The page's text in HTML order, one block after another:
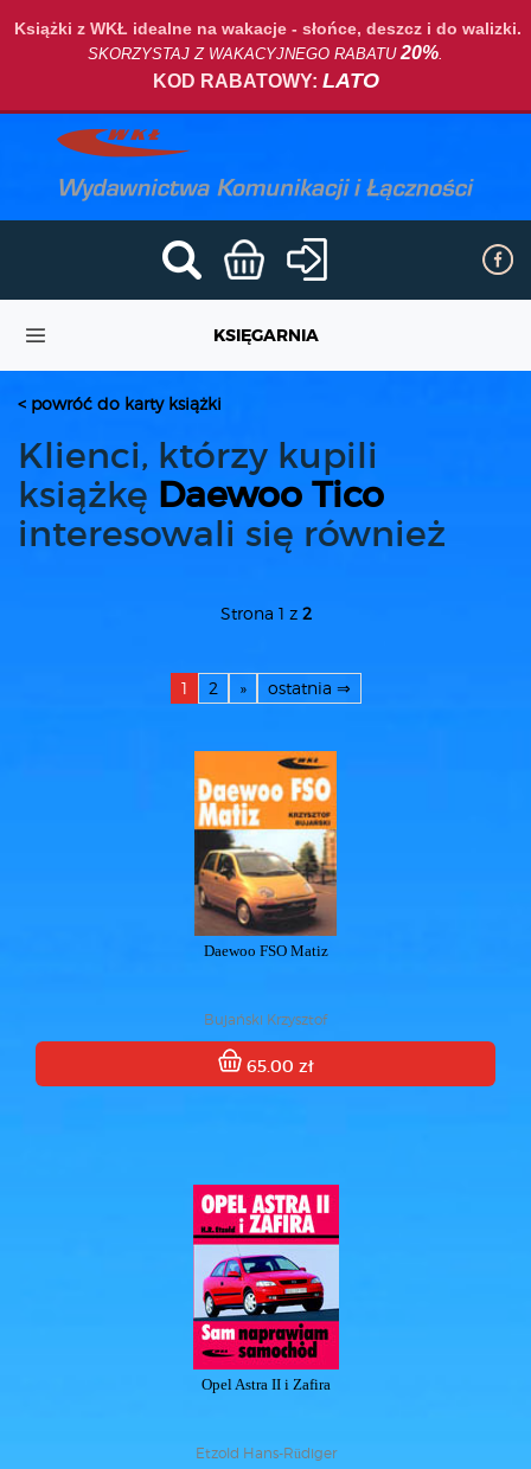
Książki z WKŁ idealne na wakacje - słońce, deszcz i do walizki.
SKORZYSTAJ Z WAKACYJNEGO RABATU20%.
KOD RABATOWY: LATO
KSIĘGARNIA
< powróć do karty książki
Klienci, którzy kupili
książkę Daewoo Tico
interesowali się również
Strona 1 z 2
1 2 » ostatnia ⇒
Daewoo FSO Matiz
Bujański Krzysztof
65.00 zł
Opel Astra II i Zafira
Etzold Hans-Rüdiger